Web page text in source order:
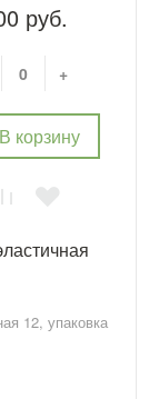
руб.
+
В корзину
12, упаковка